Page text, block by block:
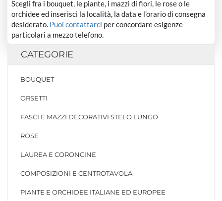
Scegli fra i bouquet, le piante, i mazzi di fiori, le rose o le
orchidee ed inserisci la località, la data e l’orario di consegna
desiderato. Puoi contattarci per concordare esigenze
particolari a mezzo telefono.
CATEGORIE
BOUQUET
ORSETTI
FASCI E MAZZI DECORATIVI STELO LUNGO
ROSE
LAUREA E CORONCINE
COMPOSIZIONI E CENTROTAVOLA
PIANTE E ORCHIDEE ITALIANE ED EUROPEE